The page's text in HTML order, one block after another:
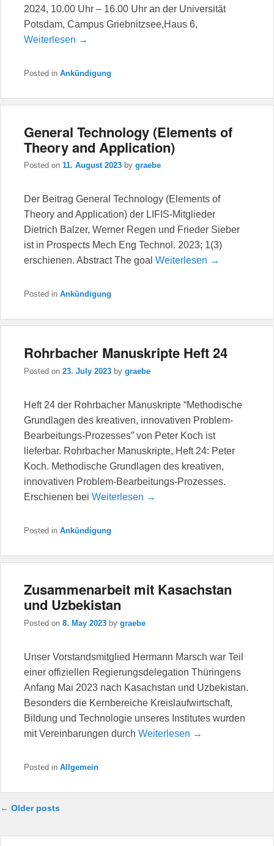
2024, 10.00 Uhr – 16.00 Uhr an der Universität
Potsdam, Campus Griebnitzsee,Haus 6,
Weiterlesen →
Posted in Ankündigung
General Technology (Elements of
Theory and Application)
Posted on 11. August 2023 by graebe
Der Beitrag General Technology (Elements of
Theory and Application) der LIFIS-Mitglieder
Dietrich Balzer, Werner Regen und Frieder Sieber
ist in Prospects Mech Eng Technol. 2023; 1(3)
erschienen. Abstract The goal Weiterlesen →
Posted in Ankündigung
Rohrbacher Manuskripte Heft 24
Posted on 23. July 2023 by graebe
Heft 24 der Rohrbacher Manuskripte “Methodische
Grundlagen des kreativen, innovativen Problem-
Bearbeitungs-Prozesses” von Peter Koch ist
lieferbar. Rohrbacher Manuskripte, Heft 24: Peter
Koch. Methodische Grundlagen des kreativen,
innovativen Problem-Bearbeitungs-Prozesses.
Erschienen bei Weiterlesen →
Posted in Ankündigung
Zusammenarbeit mit Kasachstan
und Uzbekistan
Posted on 8. May 2023 by graebe
Unser Vorstandsmitglied Hermann Marsch war Teil
einer offiziellen Regierungsdelegation Thüringens
Anfang Mai 2023 nach Kasachstan und Uzbekistan.
Besonders die Kernbereiche Kreislaufwirtschaft,
Bildung und Technologie unseres Institutes wurden
mit Vereinbarungen durch Weiterlesen →
Posted in Allgemein
Post navigation
← Older posts